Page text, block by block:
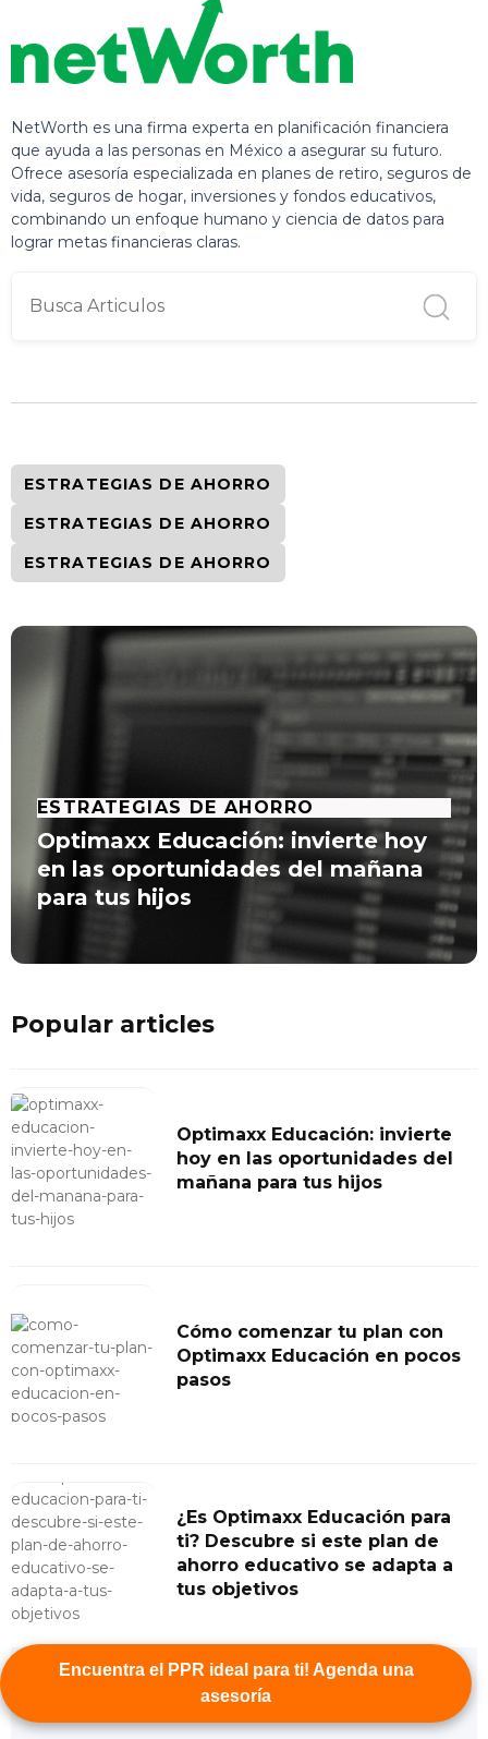
Encuentra el PPR ideal para ti! Agenda una
asesoría
NetWorth es una firma experta en planificación financiera
que ayuda a las personas en México a asegurar su futuro.
Ofrece asesoría especializada en planes de retiro, seguros de
vida, seguros de hogar, inversiones y fondos educativos,
combinando un enfoque humano y ciencia de datos para
lograr metas financieras claras.
ESTRATEGIAS DE AHORRO
ESTRATEGIAS DE AHORRO
ESTRATEGIAS DE AHORRO
ESTRATEGIAS DE AHORRO
Optimaxx Educación: invierte hoy
en las oportunidades del mañana
para tus hijos
Popular articles
Optimaxx Educación: invierte
hoy en las oportunidades del
mañana para tus hijos
Cómo comenzar tu plan con
Optimaxx Educación en pocos
pasos
¿Es Optimaxx Educación para
ti? Descubre si este plan de
ahorro educativo se adapta a
tus objetivos